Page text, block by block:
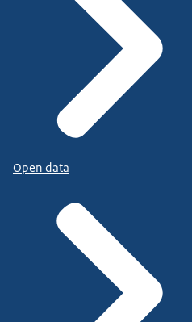
Open data